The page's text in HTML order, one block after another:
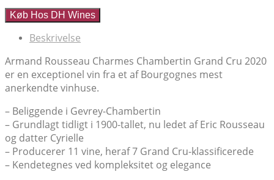
Køb Hos DH Wines
Beskrivelse
Armand Rousseau Charmes Chambertin Grand Cru 2020
er en exceptionel vin fra et af Bourgognes mest
anerkendte vinhuse.
– Beliggende i Gevrey-Chambertin
– Grundlagt tidligt i 1900-tallet, nu ledet af Eric Rousseau
og datter Cyrielle
– Producerer 11 vine, heraf 7 Grand Cru-klassificerede
– Kendetegnes ved kompleksitet og elegance